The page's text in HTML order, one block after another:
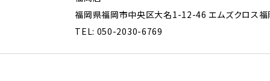
福岡県福岡市中央区大名1-12-46 エムズクロス
TEL: 050-2030-6769